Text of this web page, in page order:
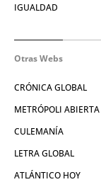
IGUALDAD
Otras Webs
CRÓNICA GLOBAL
METRÓPOLI ABIERTA
CULEMANÍA
LETRA GLOBAL
ATLÁNTICO HOY